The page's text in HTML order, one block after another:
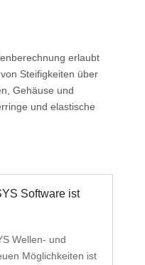
erlaubt
Steifigkeiten über
Gehäuse und
und elastische
Software ist
Wellen- und
Möglichkeiten ist